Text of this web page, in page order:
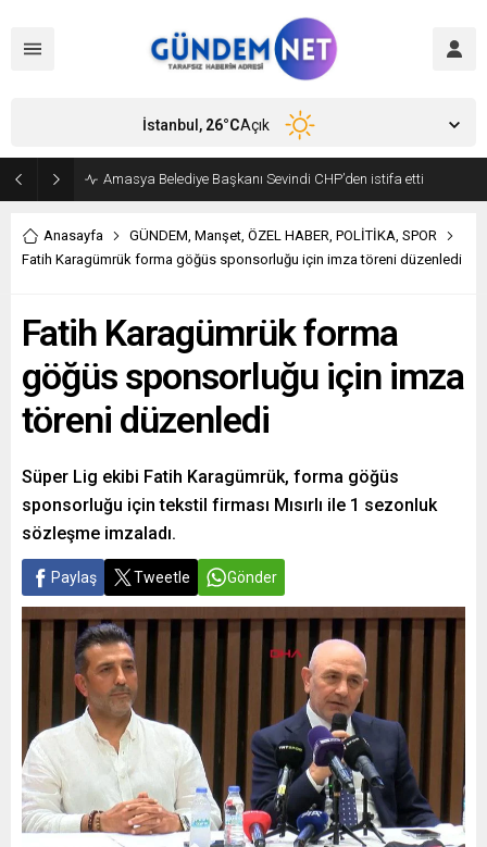
Amasya Belediye Başkanı Sevindi CHP’den istifa etti
İstanbul, 26°CAçık
Anasayfa GÜNDEM, Manşet, ÖZEL HABER, POLİTİKA, SPOR
Fatih Karagümrük forma göğüs sponsorluğu için imza töreni düzenledi
Fatih Karagümrük forma
göğüs sponsorluğu için imza
töreni düzenledi
Süper Lig ekibi Fatih Karagümrük, forma göğüs
sponsorluğu için tekstil firması Mısırlı ile 1 sezonluk
sözleşme imzaladı.
Paylaş Tweetle Gönder